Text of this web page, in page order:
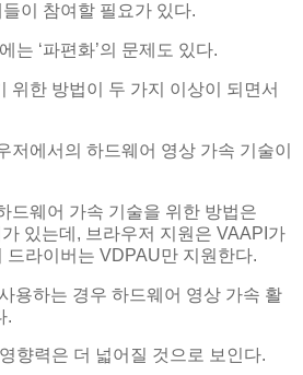
이 참여할 필요가 있다.
는 ‘파편화’의 문제도 있다.
위한 방법이 두 가지 이상이 되면서
저에서의 하드웨어 영상 가속 기술이
드웨어 가속 기술을 위한 방법은
있는데, 브라우저 지원은 VAAPI가
드라이버는 VDPAU만 지원한다.
용하는 경우 하드웨어 영상 가속 활
.
향력은 더 넓어질 것으로 보인다.